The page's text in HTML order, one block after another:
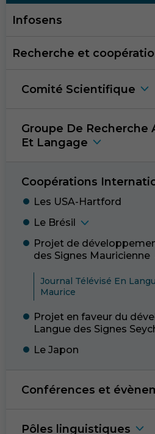
Infosens
Recherche et
Comité Scientifique
Groupe De Recherche
Et Langage
Coopérations
Les USA-Hartford
Le Brésil
Projet de
des Signes Mauricienne
Journal Télévisé En
Maurice
Projet en faveur du
Langue des Signes
Le Japon
Conférences et
Pôles linguistiques